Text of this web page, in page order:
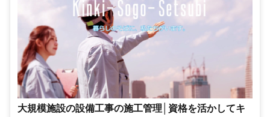
大規模施設の設備工事の施工管理│資格を活かしてキ